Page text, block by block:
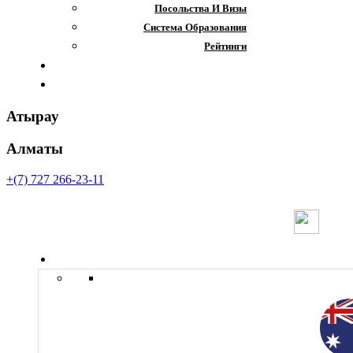
Посольства И Визы
Система Образования
Рейтинги
Атырау
Алматы
+(7) 727 266-23-11